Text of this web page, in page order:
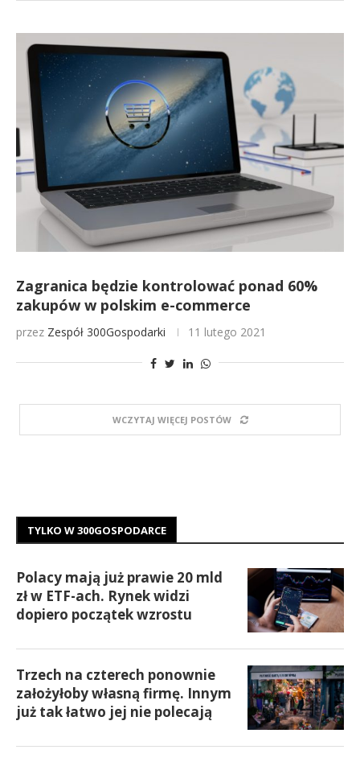
Zagranica będzie kontrolować ponad 60%
zakupów w polskim e-commerce
przez Zespół 300Gospodarki 11 lutego 2021
WCZYTAJ WIĘCEJ POSTÓW
TYLKO W 300GOSPODARCE
Polacy mają już prawie 20 mld
zł w ETF-ach. Rynek widzi
dopiero początek wzrostu
Trzech na czterech ponownie
założyłoby własną firmę. Innym
już tak łatwo jej nie polecają